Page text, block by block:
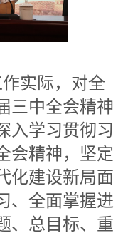
实际，对全
三中全会精神
入学习贯彻习
会精神，坚定
化建设新局面
、全面掌握进
、总目标、重